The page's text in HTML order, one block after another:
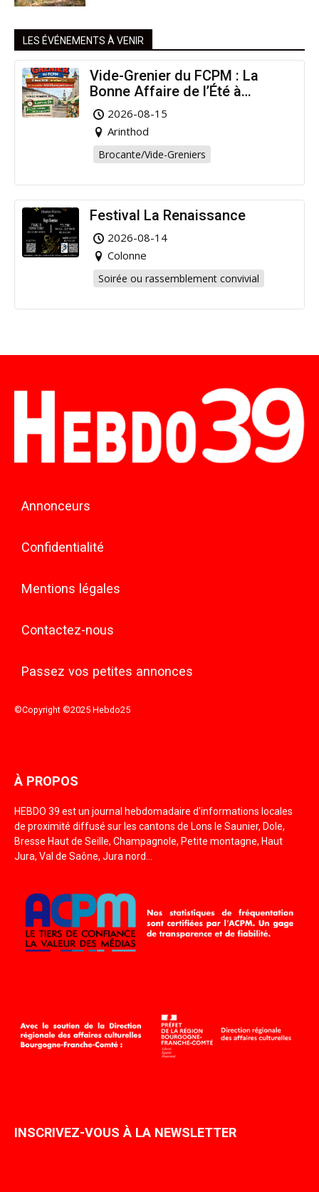
LES ÉVÉNEMENTS À VENIR
Vide-Grenier du FCPM : La
Bonne Affaire de l’Été à
Arinthod !
2026-08-15
Arinthod
Brocante/Vide-Greniers
Festival La Renaissance
2026-08-14
Colonne
Soirée ou rassemblement convivial